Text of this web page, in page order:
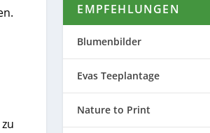
EMPFEHLUNGEN
Blumenbilder
Evas Teeplantage
Nature to Print